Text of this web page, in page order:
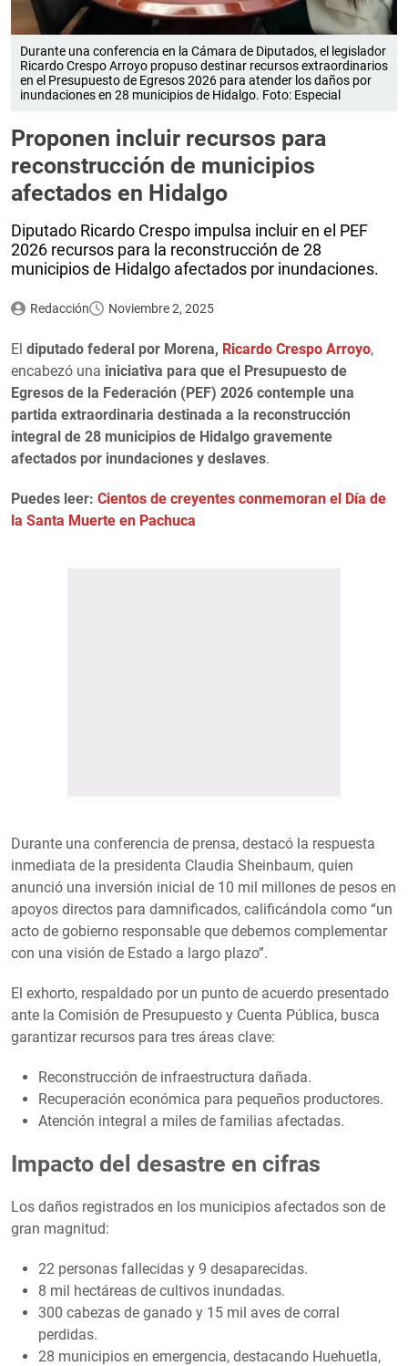
Durante una conferencia en la Cámara de Diputados, el legislador
Ricardo Crespo Arroyo propuso destinar recursos extraordinarios
en el Presupuesto de Egresos 2026 para atender los daños por
inundaciones en 28 municipios de Hidalgo. Foto: Especial
Proponen incluir recursos para
reconstrucción de municipios
afectados en Hidalgo
Diputado Ricardo Crespo impulsa incluir en el PEF
2026 recursos para la reconstrucción de 28
municipios de Hidalgo afectados por inundaciones.
Redacción Noviembre 2, 2025
El diputado federal por Morena, Ricardo Crespo Arroyo,
encabezó una iniciativa para que el Presupuesto de
Egresos de la Federación (PEF) 2026 contemple una
partida extraordinaria destinada a la reconstrucción
integral de 28 municipios de Hidalgo gravemente
afectados por inundaciones y deslaves.
Puedes leer: Cientos de creyentes conmemoran el Día de
la Santa Muerte en Pachuca
Durante una conferencia de prensa, destacó la respuesta
inmediata de la presidenta Claudia Sheinbaum, quien
anunció una inversión inicial de 10 mil millones de pesos en
apoyos directos para damnificados, calificándola como “un
acto de gobierno responsable que debemos complementar
con una visión de Estado a largo plazo”.
El exhorto, respaldado por un punto de acuerdo presentado
ante la Comisión de Presupuesto y Cuenta Pública, busca
garantizar recursos para tres áreas clave:
Reconstrucción de infraestructura dañada.
Recuperación económica para pequeños productores.
Atención integral a miles de familias afectadas.
Impacto del desastre en cifras
Los daños registrados en los municipios afectados son de
gran magnitud:
22 personas fallecidas y 9 desaparecidas.
8 mil hectáreas de cultivos inundadas.
300 cabezas de ganado y 15 mil aves de corral
perdidas.
28 municipios en emergencia, destacando Huehuetla,